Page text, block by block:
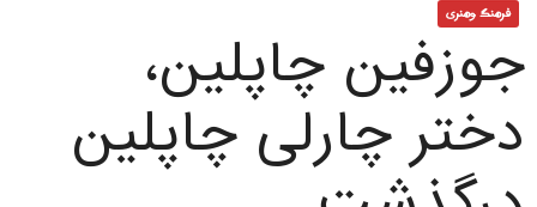
فرهنگ وهنری
جوزفین چاپلین،
دختر چارلی چاپلین